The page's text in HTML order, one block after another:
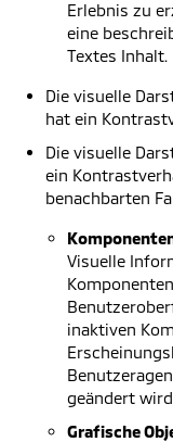
Erlebnis zu
eine
Textes Inhalt.
Die visuelle
hat ein
Die visuelle
ein
benachbarten
Visuelle
inaktiven
geändert
Grafische